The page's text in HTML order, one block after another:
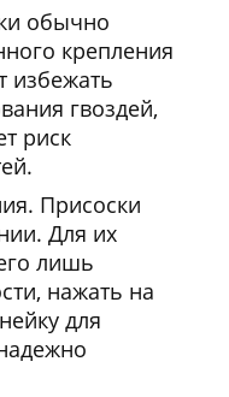
обычно
крепления
избежать
гвоздей,
риск
Присоски
Для их
лишь
нажать на
для